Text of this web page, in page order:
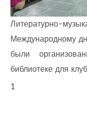
Литературно-
Международному
были
библиотеке для
1